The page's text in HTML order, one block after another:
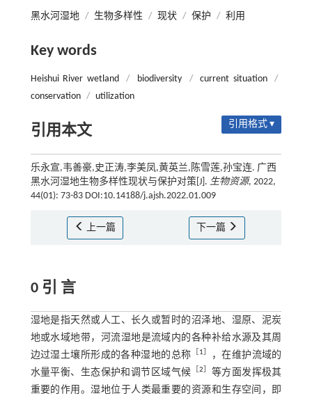
黑水河湿地 / 生物多样性 / 现状 / 保护 / 利用
Key words
Heishui River wetland / biodiversity / current situation
/
conservation / utilization
引用本文 引用格式 ▾
乐永宣,韦善豪,史正涛,李美凤,黄英兰,陈雪莲,孙宝连. 广西
黑水河湿地生物多样性现状与保护对策[J]. 生物资源, 2022,
44(01): 73-83 DOI:10.14188/j.ajsh.2022.01.009
上一篇 下一篇
0 引 言
湿地是指天然或人工、长久或暂时的沼泽地、湿原、泥炭
地或水域地带，河流湿地是流域内的各种补给水源及其周
边过湿土壤所形成的各种湿地的总称
1
，在维护流域的
水量平衡、生态保护和调节区域气候
2
等方面发挥极其
重要的作用。湿地位于人类最重要的资源和生存空间，即